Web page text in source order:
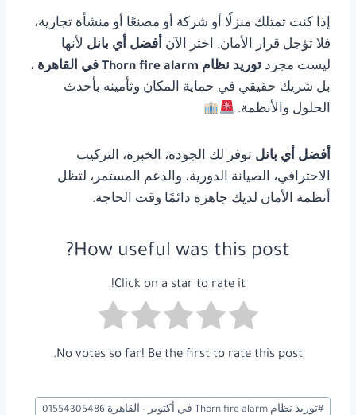
إذا كنت تمتلك منزلًا أو شركة أو مصنعًا أو منشأة تجارية،
فلا تؤجل قرار الأمان. اختر الآن أفضل أي بانل لأنها
ليست مجرد توريد نظام Thorn fire alarm في القاهرة
،
بل شريك حقيقي في حماية المكان وتأمينه بأحدث
الحلول والأنظمة.
أفضل أي بانل توفر لك الجودة، الخبرة، التركيب
الاحترافي، الصيانة الدورية، والدعم المستمر، لتظل
أنظمة الأمان لديك جاهزة دائمًا وقت الحاجة.
How useful was this post?
Click on a star to rate it!
No votes so far! Be the first to rate this post.
وسوم
#توريد نظام Thorn fire alarm في أكتوبر - القاهرة 01554305486